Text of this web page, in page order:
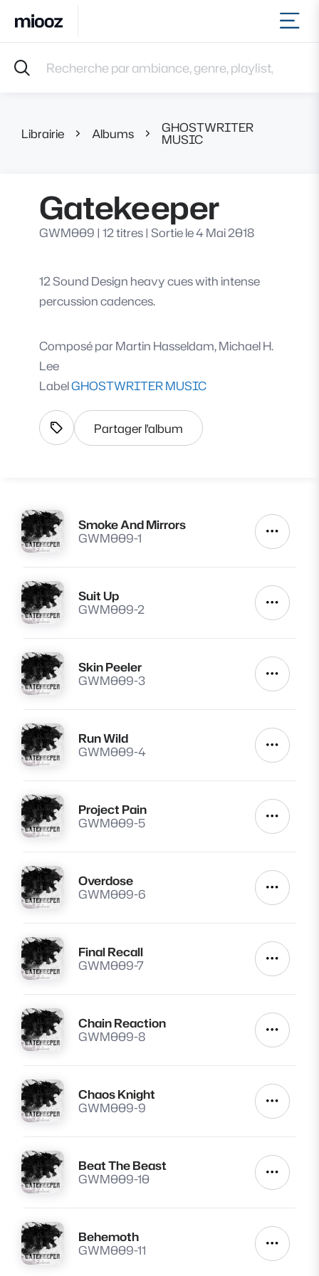
Accueil
Musiques
Playlists
Connexion
Librairie Albums GHOSTWRITER
MUSIC
Gatekeeper
GWM009 | 12 titres| Sortie le 4 Mai 2018
12 Sound Design heavy cues with intense
percussion cadences.
Composé par Martin Hasseldam, Michael H.
Lee
LabelGHOSTWRITER MUSIC
Afficher les tags
Partager l'album
Lire
Smoke And Mirrors
GWM009-1
Autres
Lire
Suit Up
GWM009-2
Autres
Lire
Skin Peeler
GWM009-3
Autres
Lire
Run Wild
GWM009-4
Autres
Lire
Project Pain
GWM009-5
Autres
Lire
Overdose
GWM009-6
Autres
Lire
Final Recall
GWM009-7
Autres
Lire
Chain Reaction
GWM009-8
Autres
Lire
Chaos Knight
GWM009-9
Autres
Lire
Beat The Beast
GWM009-10
Autres
Lire
Behemoth
GWM009-11
Autres